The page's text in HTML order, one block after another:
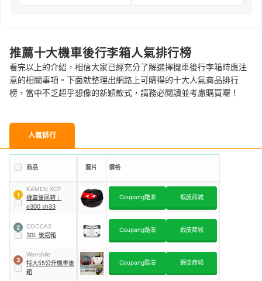
推薦十大機車後行李箱人氣排行榜
看完以上的介紹，相信大家已經充分了解選擇機車後行李箱時應注
意的相關事項。下面就整理出網路上可購得的十大人氣商品排行
榜，當中不乏超乎想像的新穎款式，請務必閱讀並考慮購買囉！
人氣排行
商品 圖片 價格
1
KAMEN XCP
機車後尾箱
e300 sh33
Coupang酷澎 蝦皮商城
2
COOCAS
30L 後鋁箱
Coupang酷澎 蝦皮商城
3
Wanshile
特大55公升機車後
箱
Coupang酷澎 蝦皮商城